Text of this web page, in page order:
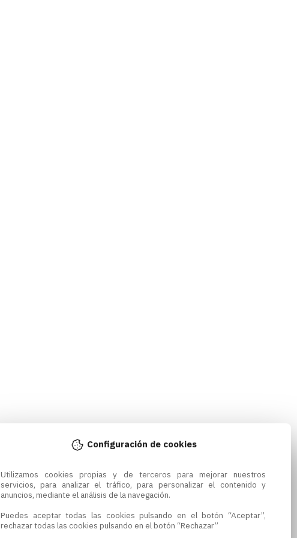
Configuración de cookies
Utilizamos cookies propias y de terceros para mejorar nuestros
servicios, para analizar el tráfico, para personalizar el contenido y
anuncios, mediante el análisis de la navegación.
Puedes aceptar todas las cookies pulsando en el botón “Aceptar”,
rechazar todas las cookies pulsando en el botón “Rechazar”